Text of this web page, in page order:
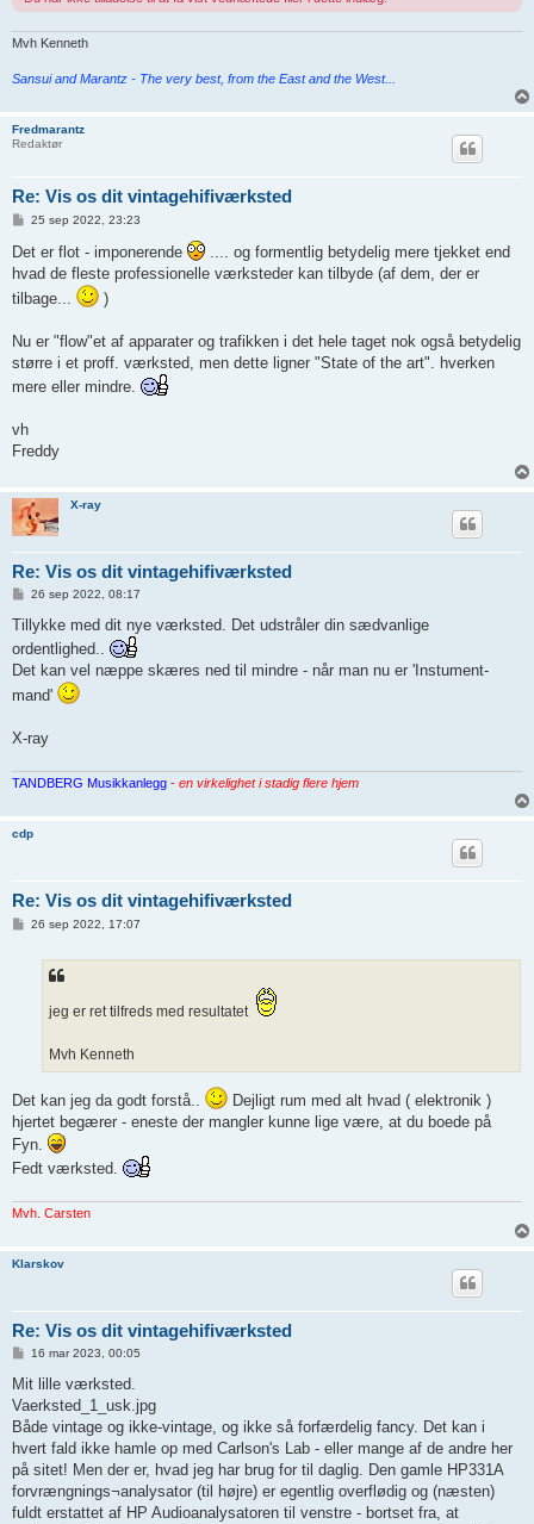
Mvh Kenneth
Sansui and Marantz - The very best, from the East and the West...
Fredmarantz
Redaktør
Re: Vis os dit vintagehifiværksted
d
l
æ
g
25 sep 2022, 23:23
Det er flot - imponerende
.... og formentlig betydelig mere tjekket end
hvad de fleste professionelle værksteder kan tilbyde (af dem, der er
tilbage...
)
Nu er "flow"et af apparater og trafikken i det hele taget nok også betydelig
større i et proff. værksted, men dette ligner "State of the art". hverken
mere eller mindre.
vh
Freddy
X-ray
Re: Vis os dit vintagehifiværksted
d
æ
g
26 sep 2022, 08:17
Tillykke med dit nye værksted. Det udstråler din sædvanlige
ordentlighed..
Det kan vel næppe skæres ned til mindre - når man nu er 'Instument-
mand'
X-ray
TANDBERG Musikkanlegg - en virkelighet i stadig flere hjem
cdp
Re: Vis os dit vintagehifiværksted
26 sep 2022, 17:07
jeg er ret tilfreds med resultatet
Mvh Kenneth
Det kan jeg da godt forstå..
Dejligt rum med alt hvad ( elektronik )
hjertet begærer - eneste der mangler kunne lige være, at du boede på
Fyn.
Fedt værksted.
Mvh. Carsten
Klarskov
Re: Vis os dit vintagehifiværksted
d
æ
g
16 mar 2023, 00:05
Mit lille værksted.
Vaerksted_1_usk.jpg
Både vintage og ikke-vintage, og ikke så forfærdelig fancy. Det kan i
hvert fald ikke hamle op med Carlson's Lab - eller mange af de andre her
på sitet! Men der er, hvad jeg har brug for til daglig. Den gamle HP331A
forvrængnings¬analysator (til højre) er egentlig overflødig og (næsten)
fuldt erstattet af HP Audioanalysatoren til venstre - bortset fra, at